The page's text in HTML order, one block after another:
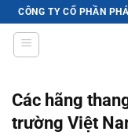
Skip
to
content
CÔNG TY CỔ PHẦN
Các hãng
trường Việt